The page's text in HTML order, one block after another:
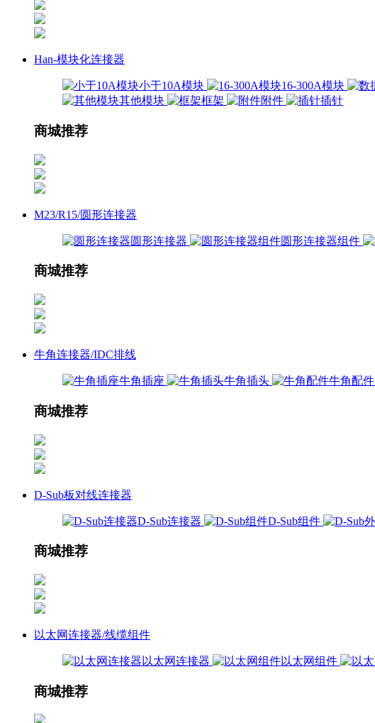
Han-模块化连接器
小于10A模块 16-300A模块
其他模块
框架 附件 插针
商城推荐
M23/R15/圆形连接器
圆形连接器 圆形连接器组件
商城推荐
牛角连接器/IDC排线
牛角插座 牛角插头 牛角配件
商城推荐
D-Sub板对线连接器
D-Sub连接器 D-Sub组件
商城推荐
以太网连接器/线缆组件
以太网连接器 以太网组件
商城推荐